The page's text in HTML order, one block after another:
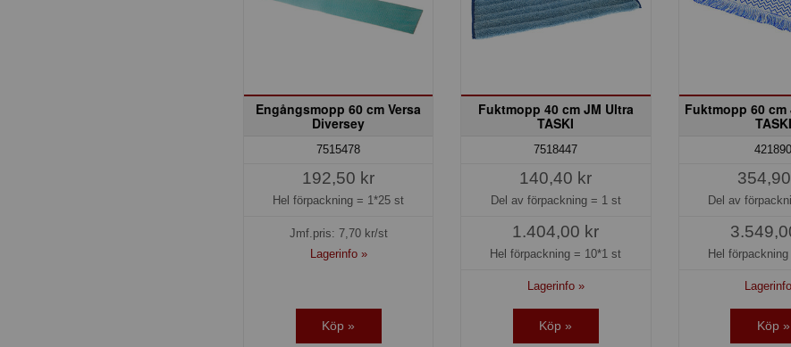
Engångsmopp 60 cm Versa
Diversey
7515478
192,50 kr
Hel förpackning = 1*25 st
Jmf.pris: 7,70kr/st
Lagerinfo »
Köp »
Fuktmopp 40 cm JM Ultra
TASKI
7518447
140,40 kr
Del av förpackning = 1 st
1.404,00 kr
Hel förpackning = 10*1 st
Lagerinfo »
Köp »
Fuktmopp 60 cm
TASKI
421890
Del av
Hel förpackning
Köp »